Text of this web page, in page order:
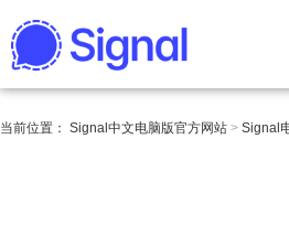
当前位置： Signal中文电脑版官方网站 Signal